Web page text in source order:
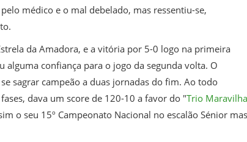
médico e o mal debelado, mas ressentiu-se,
da Amadora, e a vitória por 5-0 logo na primeira
confiança para o jogo da segunda volta. O
sagrar campeão a duas jornadas do fim. Ao todo
dava um score de 120-10 a favor do "Trio Maravilha
o seu 15º Campeonato Nacional no escalão Sénior